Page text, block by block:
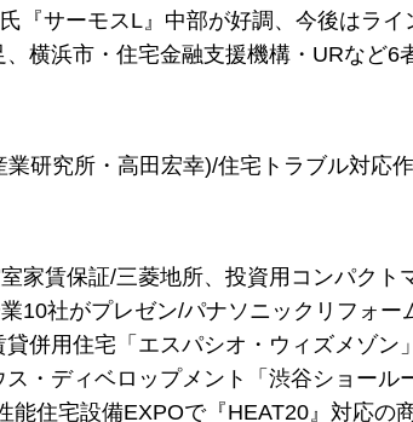
『サーモスL』中部が好調、今後はライ
横浜市・住宅金融支援機構・URなど6
研究所・高田宏幸)/住宅トラブル対応
家賃保証/三菱地所、投資用コンパク
10社がプレゼン/パナソニックリフォ
併用住宅「エスパシオ・ウィズメゾ
・ディベロップメント「渋谷ショー
能住宅設備EXPOで『HEAT20』対応の